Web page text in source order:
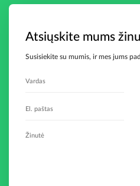
Atsiųskite mums
Susisiekite su mumis, ir mes jums